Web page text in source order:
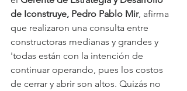
de Iconstruye, Pedro Pablo Mir, afirma
que realizaron una consulta entre
constructoras medianas y grandes y
'todas están con la intención de
continuar operando, pues los costos
de cerrar y abrir son altos. Quizás no